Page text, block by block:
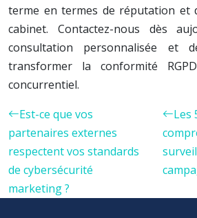
terme en termes de réputation et
cabinet. Contactez-nous dès
consultation personnalisée et
transformer la conformité
concurrentiel.
Est-ce que vos
partenaires externes
respectent vos standards
de cybersécurité
marketing ?
Les